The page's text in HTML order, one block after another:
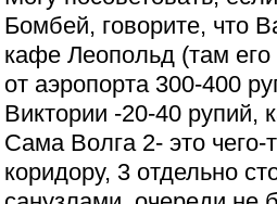
Бомбей, говорите, что
кафе Леопольд (там
от аэропорта 300-400
Виктории -20-40 рупий,
Сама Волга 2- это чего-
коридору, 3 отдельно